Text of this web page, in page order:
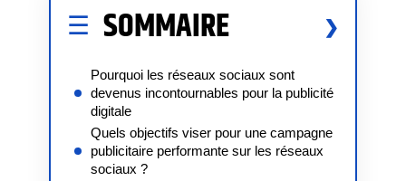
SOMMAIRE
Pourquoi les réseaux sociaux sont
devenus incontournables pour la publicité
digitale
Quels objectifs viser pour une campagne
publicitaire performante sur les réseaux
sociaux ?